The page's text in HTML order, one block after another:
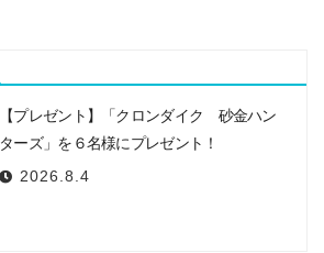
【プレゼント】「クロンダイク 砂金ハン
ターズ」を６名様にプレゼント！
2026.8.4